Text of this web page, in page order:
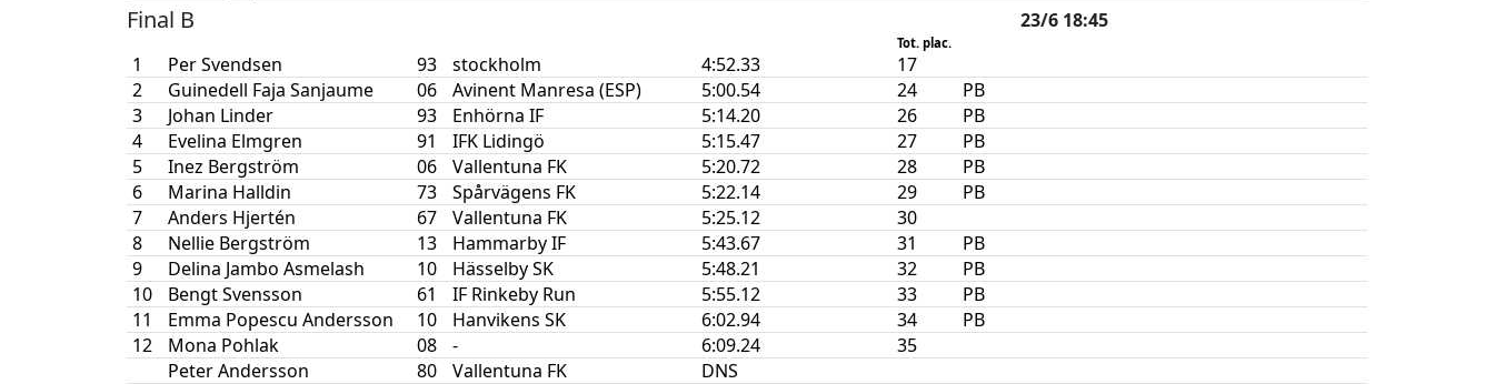
Final B 23/6 18:45
Tot. plac.
1 Per Svendsen 93 stockholm 4:52.33
17
2
Guinedell Faja Sanjaume 06 Avinent Manresa (ESP) 5:00.54 24
PB
3
Johan Linder 93 Enhörna IF 5:14.20 26
PB
4
Evelina Elmgren 91 IFK Lidingö 5:15.47 27
PB
5
Inez Bergström 06 Vallentuna FK 5:20.72 28
PB
6
Marina Halldin 73 Spårvägens FK 5:22.14 29
PB
7
Anders Hjertén 67 Vallentuna FK 5:25.12
30
8
Nellie Bergström 13 Hammarby IF 5:43.67 31
PB
9
Delina Jambo Asmelash 10 Hässelby SK 5:48.21 32
PB
10
Bengt Svensson 61 IF Rinkeby Run 5:55.12 33
PB
11
Emma Popescu Andersson 10 Hanvikens SK 6:02.94 34
PB
12
Mona Pohlak 08 - 6:09.24
35
Peter Andersson
80 Vallentuna FK DNS